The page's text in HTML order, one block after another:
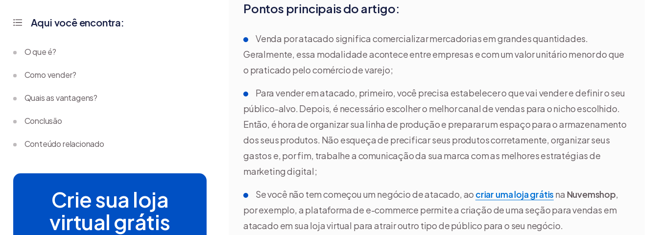
Pontos principais do artigo:
Venda por atacado significa comercializar mercadorias em grandes quantidades.
Geralmente, essa modalidade acontece entre empresas e com um valor unitário menor do que
o praticado pelo comércio de varejo;
Para vender em atacado, primeiro, você precisa estabelecer o que vai vender e definir o seu
público-alvo. Depois, é necessário escolher o melhor canal de vendas para o nicho escolhido.
Então, é hora de organizar sua linha de produção e preparar um espaço para o armazenamento
dos seus produtos. Não esqueça de precificar seus produtos corretamente, organizar seus
gastos e, por fim, trabalhe a comunicação da sua marca com as melhores estratégias de
marketing digital;
Se você não tem começou um negócio de atacado, ao criar uma loja grátis na Nuvemshop,
por exemplo, a plataforma de e-commerce permite a criação de uma seção para vendas em
atacado em sua loja virtual para atrair outro tipo de público para o seu negócio.
Aqui você encontra:
O que é?
Como vender?
Quais as vantagens?
Conclusão
Conteúdo relacionado
Crie sua loja
virtual grátis